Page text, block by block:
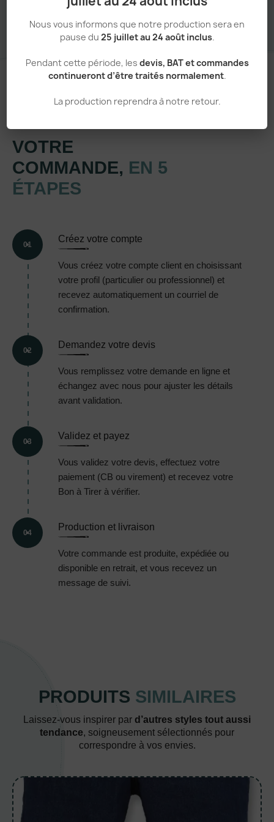
Nous vous informons que notre production sera en
pause du 25 juillet au 24 août inclus.
Pendant cette période, les devis, BAT et commandes
continueront d’être traités normalement.
La production reprendra à notre retour.
VOTRE
COMMANDE, EN 5
ÉTAPES
01
Créez votre compte
Vous créez votre compte client en choisissant
votre profil (particulier ou professionnel) et
recevez automatiquement un courriel de
confirmation.
02
Demandez votre devis
Vous remplissez votre demande en ligne et
échangez avec nous pour ajuster les détails
avant validation.
03
Validez et payez
Vous validez votre devis, effectuez votre
paiement (CB ou virement) et recevez votre
Bon à Tirer à vérifier.
04
Production et livraison
Votre commande est produite, expédiée ou
disponible en retrait, et vous recevez un
message de suivi.
PRODUITS SIMILAIRES
Laissez-vous inspirer par d’autres styles tout aussi
tendance, soigneusement sélectionnés pour
correspondre à vos envies.